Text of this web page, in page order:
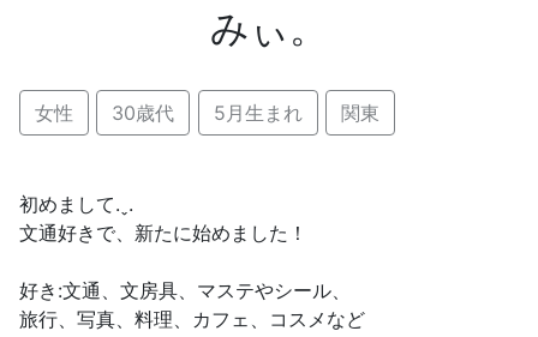
みぃ。
女性 30歳代 5月生まれ 関東
初めまして.ˬ.
文通好きで、新たに始めました！
好き:文通、文房具、マステやシール、
旅行、写真、料理、カフェ、コスメなど